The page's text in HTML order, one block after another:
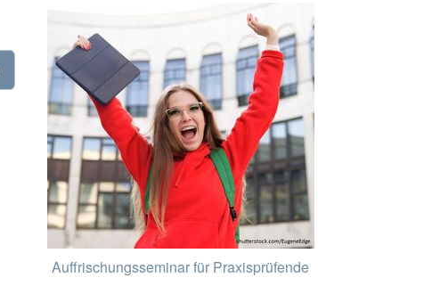
Auffrischungsseminar für Praxisprüfende